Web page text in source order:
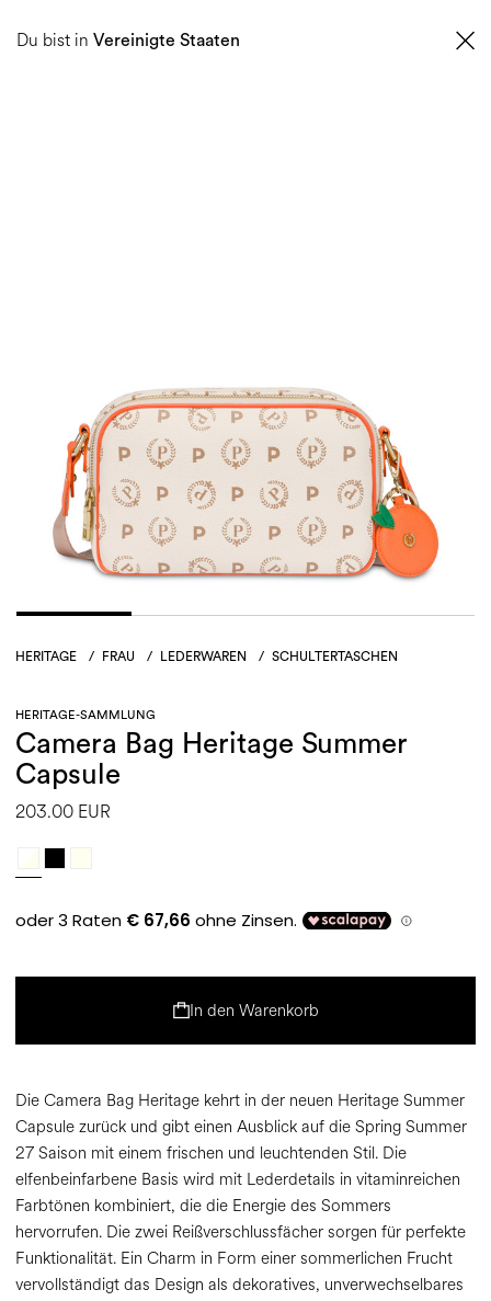
Du bist in Vereinigte Staaten
HERITAGE / FRAU / LEDERWAREN / SCHULTERTASCHEN
HERITAGE-SAMMLUNG
Camera Bag Heritage Summer
Capsule
203.00 EUR
In den Warenkorb
Die Camera Bag Heritage kehrt in der neuen Heritage Summer
Capsule zurück und gibt einen Ausblick auf die Spring Summer
27 Saison mit einem frischen und leuchtenden Stil. Die
elfenbeinfarbene Basis wird mit Lederdetails in vitaminreichen
Farbtönen kombiniert, die die Energie des Sommers
hervorrufen. Die zwei Reißverschlussfächer sorgen für perfekte
Funktionalität. Ein Charm in Form einer sommerlichen Frucht
vervollständigt das Design als dekoratives, unverwechselbares